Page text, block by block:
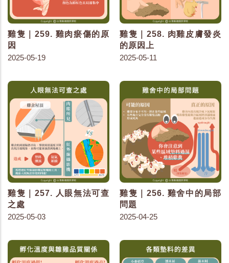
雞隻｜259. 雞肉瘀傷的原
因
2025-05-19
雞隻｜258. 肉雞皮膚發炎
的原因上
2025-05-11
雞隻｜257. 人眼無法可查
之處
2025-05-03
雞隻｜256. 雞舍中的局部
問題
2025-04-25